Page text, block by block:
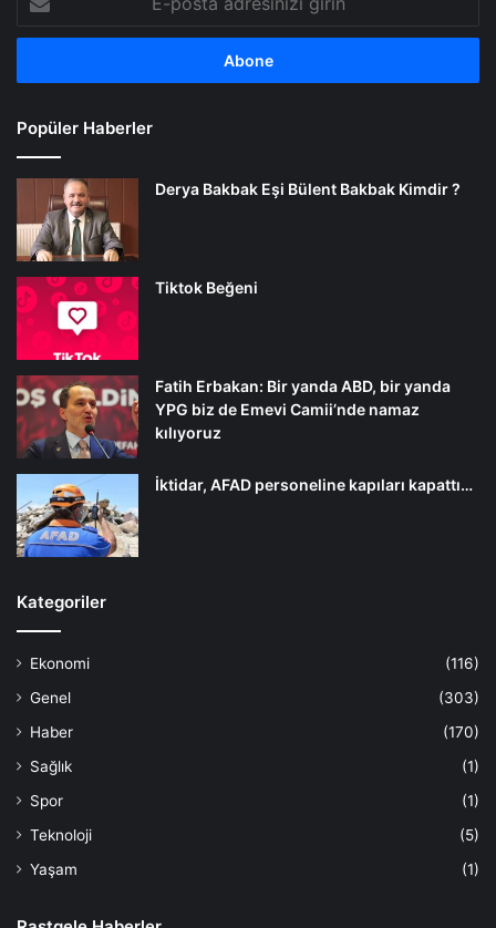
posta
adresinizi
Popüler Haberler
Derya Bakbak Eşi Bülent Bakbak Kimdir ?
Tiktok Beğeni
Fatih Erbakan: Bir yanda ABD, bir yanda
YPG biz de Emevi Camii’nde namaz
kılıyoruz
İktidar, AFAD personeline kapıları kapattı…
Kategoriler
Ekonomi
(116)
Genel
(303)
Haber
(170)
Sağlık
(1)
Spor
(1)
Teknoloji
(5)
Yaşam
(1)